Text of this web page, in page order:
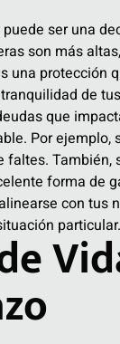
ser una
son más
una protección
de
que
Por
faltes.
forma de
con tus
particular.